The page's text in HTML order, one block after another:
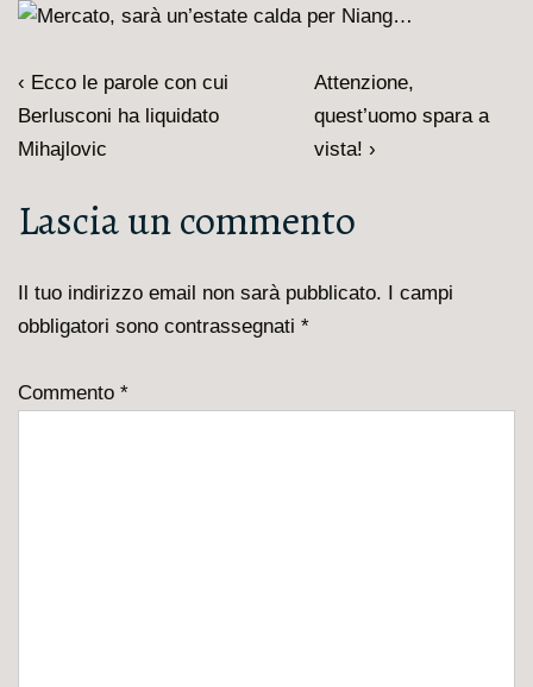
Navigazione
articoli
L'articolo
precedente
è
‹ Ecco le parole con cui
Berlusconi ha liquidato
Mihajlovic
Il
prossimo
articolo
Attenzione,
quest’uomo spara a
vista! ›
Lascia un commento
Il tuo indirizzo email non sarà pubblicato. I campi
obbligatori sono contrassegnati *
Commento *